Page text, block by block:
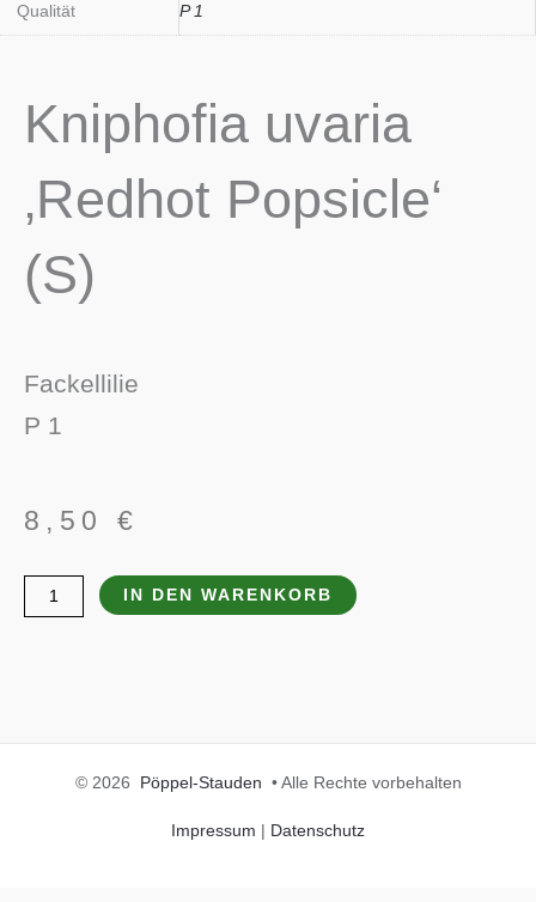
Qualität P 1
Kniphofia uvaria
‚Redhot Popsicle‘
(S)
Fackellilie
P 1
8,50 €
Kniphofia
uvaria
IN DEN WARENKORB
© 2026 Pöppel-Stauden • Alle Rechte vorbehalten
Impressum | Datenschutz